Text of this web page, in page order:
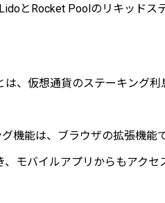
とRocket Poolのリキッドス
は、仮想通貨のステーキング
機能は、ブラウザの拡張機
モバイルアプリからもアクセ